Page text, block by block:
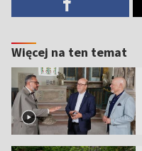
Więcej na ten temat